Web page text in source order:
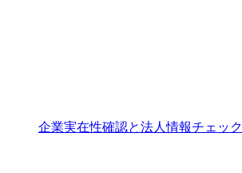
企業実在性確認と法人情報チェック